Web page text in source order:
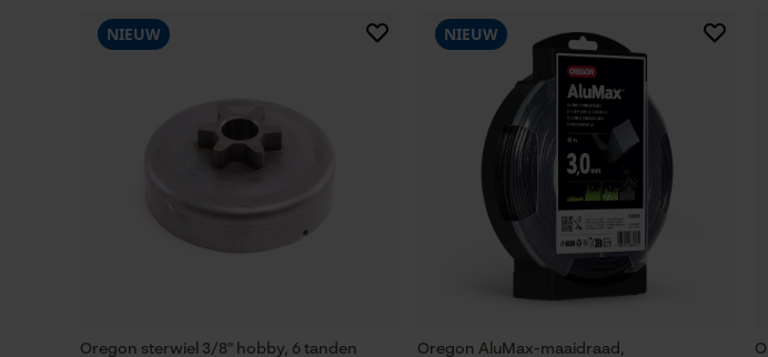
Oregon sterwiel 3/8" hobby, 6 tanden
NIEUW
Oregon AluMax-maaidraad,
NIEUW